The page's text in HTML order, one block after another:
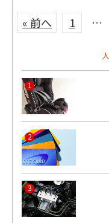
« 前へ 1 …
1
2
3